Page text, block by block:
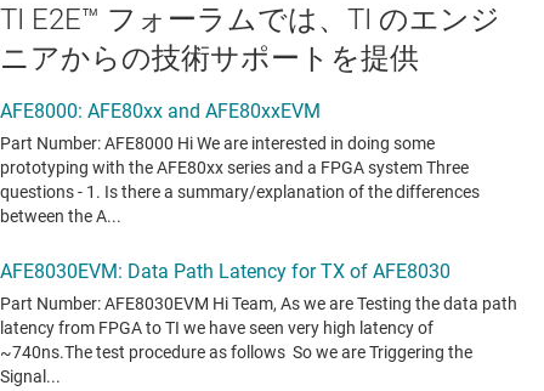
TI E2E™ フォーラムでは、TI のエンジ
ニアからの技術サポートを提供